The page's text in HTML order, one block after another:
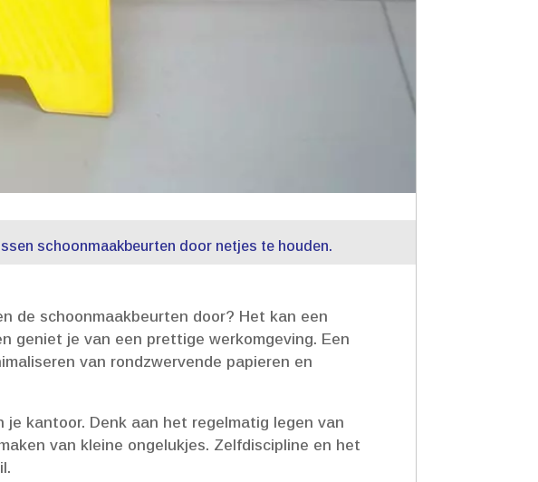
schoonmaakbeurten door netjes te houden.​
de schoonmaakbeurten door? Het kan een
geniet je van een prettige werkomgeving.​ Een
van rondzwervende papieren en
kantoor.​ Denk aan het regelmatig legen van
van kleine ongelukjes.​ Zelfdiscipline en het